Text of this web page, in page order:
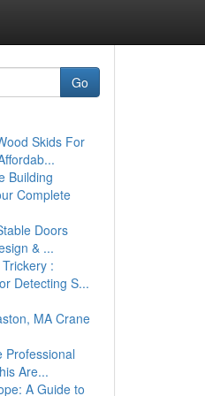
Go
Skids For
Building
Complete
Doors
& ...
:
Detecting S...
MA Crane
Professional
Are...
A Guide to